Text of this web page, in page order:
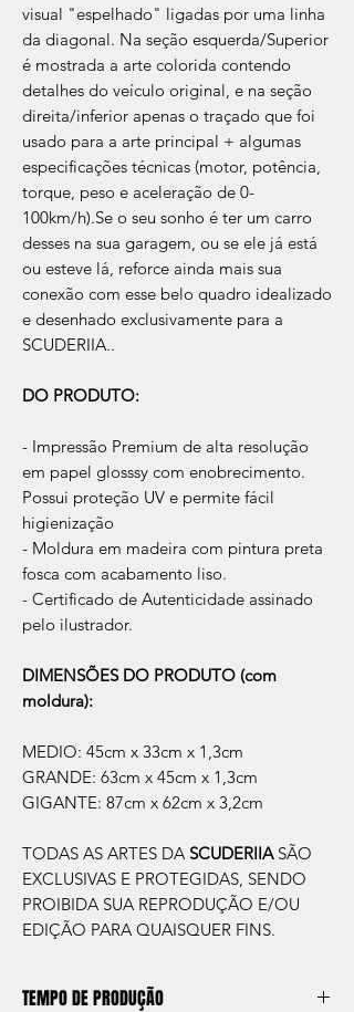
visual "espelhado" ligadas por uma linha
da diagonal. Na seção esquerda/Superior
é mostrada a arte colorida contendo
detalhes do veículo original, e na seção
direita/inferior apenas o traçado que foi
usado para a arte principal + algumas
especificações técnicas (motor, potência,
torque, peso e aceleração de 0-
100km/h).Se o seu sonho é ter um carro
desses na sua garagem, ou se ele já está
ou esteve lá, reforce ainda mais sua
conexão com esse belo quadro idealizado
e desenhado exclusivamente para a
SCUDERIIA..
DO PRODUTO:
- Impressão Premium de alta resolução
em papel glosssy com enobrecimento.
Possui proteção UV e permite fácil
higienização
- Moldura em madeira com pintura preta
fosca com acabamento liso.
- Certificado de Autenticidade assinado
pelo ilustrador.
DIMENSÕES DO PRODUTO (com
moldura):
MEDIO: 45cm x 33cm x 1,3cm
GRANDE: 63cm x 45cm x 1,3cm
GIGANTE: 87cm x 62cm x 3,2cm
TODAS AS ARTES DA SCUDERIIA SÃO
EXCLUSIVAS E PROTEGIDAS, SENDO
PROIBIDA SUA REPRODUÇÃO E/OU
EDIÇÃO PARA QUAISQUER FINS.
TEMPO DE PRODUÇÃO